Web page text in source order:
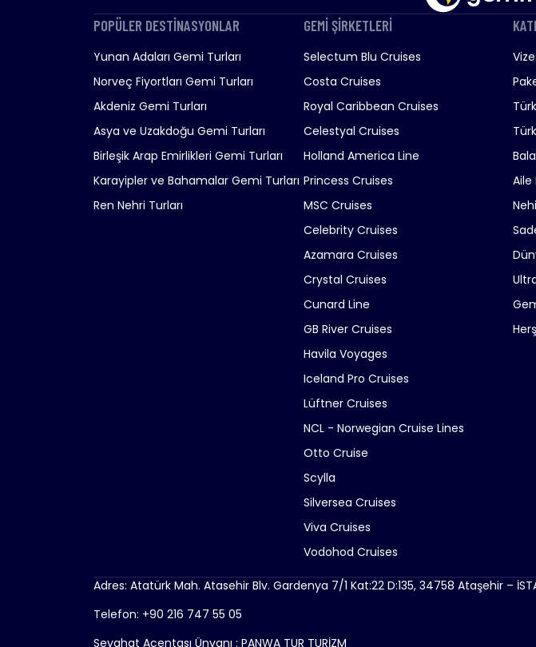
POPÜLER DESTİNASYONLAR
Yunan Adaları Gemi Turları
Norveç Fiyortları Gemi Turları
Akdeniz Gemi Turları
Asya ve Uzakdoğu Gemi Turları
Birleşik Arap Emirlikleri Gemi Turları
Karayipler ve Bahamalar Gemi Turları
Ren Nehri Turları
GEMİ ŞİRKETLERİ
Selectum Blu Cruises
Costa Cruises
Royal Caribbean Cruises
Celestyal Cruises
Holland America Line
Princess Cruises
MSC Cruises
Celebrity Cruises
Azamara Cruises
Crystal Cruises
Cunard Line
GB River Cruises
Havila Voyages
Iceland Pro Cruises
Lüftner Cruises
NCL - Norwegian Cruise Lines
Otto Cruise
Scylla
Silversea Cruises
Viva Cruises
Vodohod Cruises
Aile
Adres: Atatürk Mah. Atasehir Blv. Gardenya 7/1 Kat:22 D:135, 34758 Ataşehir –
Telefon: +90 216 747 55 05
Seyahat Acentası Ünvanı : PANWA TUR TURİZM